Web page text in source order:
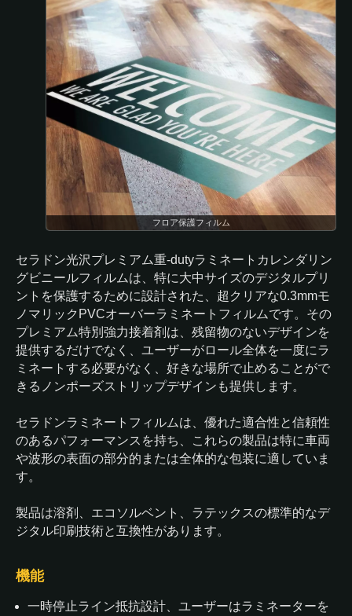
フロア保護フィルム
セラドン光沢プレミアム重-dutyラミネートカレンダリン
グビニールフィルムは、特に大中サイズのデジタルプリ
ントを保護するために設計された、超クリアな0.3mmモ
ノマリックPVCオーバーラミネートフィルムです。その
プレミアム特別強力接着剤は、残留物のないデザインを
提供するだけでなく、ユーザーがロール全体を一度にラ
ミネートする必要がなく、好きな場所で止めることがで
きるノンポーズストリップデザインも提供します。
セラドンラミネートフィルムは、優れた適合性と信頼性
のあるパフォーマンスを持ち、これらの製品は特に車両
や波形の表面の部分的または全体的な包装に適していま
す。
製品は溶剤、エコソルベント、ラテックスの標準的なデ
ジタル印刷技術と互換性があります。
機能
一時停止ライン抵抗設計、ユーザーはラミネーターを